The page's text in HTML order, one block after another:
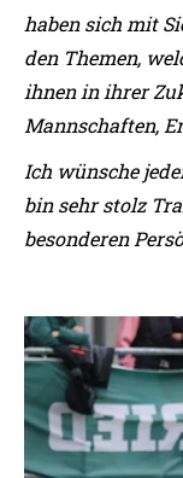
haben sich mit
den Themen,
ihnen in ihrer
Mannschaften,
Ich wünsche
bin sehr stolz
besonderen